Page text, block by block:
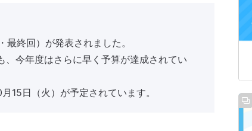
終回）が発表されました。
今年度はさらに早く予算が達成されてい
15日（火）が予定されています。